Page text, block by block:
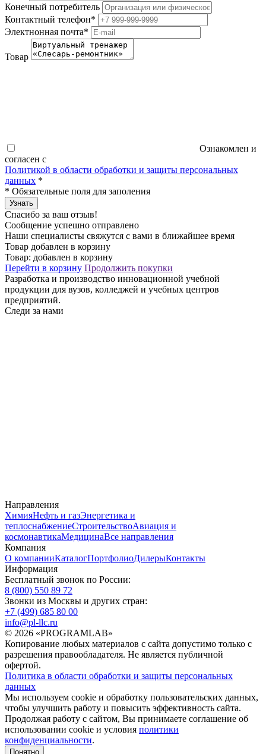
Конечный потребитель
Контактный телефон*
Электнонная почта*
Товар
Ознакомлен и
согласен с
Политикой в области обработки и защиты персональных
данных *
* Обязательные поля для заполения
Узнать
Спасибо за ваш отзыв!
Сообщение успешно отправлено
Наши специалисты свяжутся с вами в ближайшее время
Товар добавлен в корзину
Товар: добавлен в корзину
Перейти в корзину Продолжить покупки
Разработка и производство инновационной учебной
продукции для вузов, колледжей и учебных центров
предприятий.
Следи за нами
Направления
ХимияНефть и газЭнергетика и
теплоснабжениеСтроительствоАвиация и
космонавтикаМедицинаВсе направления
Компания
О компанииКаталогПортфолиоДилерыКонтакты
Информация
Бесплатный звонок по России:
8 (800) 550 89 72
Звонки из Москвы и других стран:
+7 (499) 685 80 00
info@pl-llc.ru
© 2026 «PROGRAMLAB»
Копирование любых материалов с сайта допустимо только с
разрешения правообладателя. Не является публичной
офертой.
Политика в области обработки и защиты персональных
данных
Мы используем cookie и обработку пользовательских данных,
чтобы улучшить работу и повысить эффективность сайта.
Продолжая работу с сайтом, Вы принимаете соглашение об
использовании cookie и условия политики
конфиденциальности.
Понятно